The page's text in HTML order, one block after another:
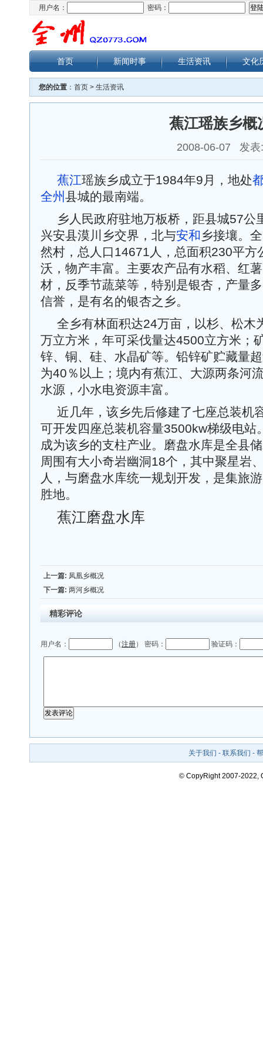
用户名： 密码：
首页 新闻时事 生活资讯 文化
您的位置 ： 首页 > 生活资讯
蕉江瑶族乡概
2008-06-07 发表:
蕉江瑶族乡成立于1984年9月，地处
全州县城的最南端。
乡人民政府驻地万板桥，距县城57公
兴安县漠川乡交界，北与安和 乡接壤。
然村，总人口14671人，总面积230平方
沃，物产丰富。主要农产品有水稻、红
材，反季节蔬菜等，特别是银杏，产量
信誉，是有名的银杏之乡。
全乡有林面积达24万亩，以杉、松木
万立方米，年可采伐量达4500立方米；
锌、铜、硅、水晶矿等。铅锌矿贮藏量
为40％以上；境内有蕉江、大源两条河
水源，小水电资源丰富。
近几年，该乡先后修建了七座总装机
可开发四座总装机容量3500kw梯级电站
成为该乡的支柱产业。磨盘水库是全县
周围有大小奇岩幽洞18个，其中聚星岩
人，与磨盘水库统一规划开发，是集旅
胜地。
蕉江磨盘水库
上一篇: 凤凰乡概况
下一篇: 两河乡概况
精彩评论
用户名： （注册） 密码： 验证码：
关于我们 - 联系我们 -
© CopyRight 2007-2022,